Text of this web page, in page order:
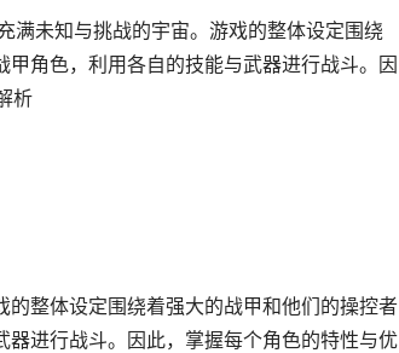
满未知与挑战的宇宙。游戏的整体设定围绕
角色，利用各自的技能与武器进行战斗。因
析
整体设定围绕着强大的战甲和他们的操控者
进行战斗。因此，掌握每个角色的特性与优